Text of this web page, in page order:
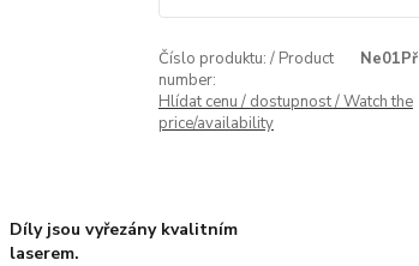
Číslo produktu: / Product
number:
Ne01Př
Hlídat cenu / dostupnost / Watch the
price/availability
Díly jsou vyřezány kvalitním
laserem.